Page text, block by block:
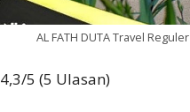
AL FATH DUTA Travel Reguler
4,3/5 (5 Ulasan)